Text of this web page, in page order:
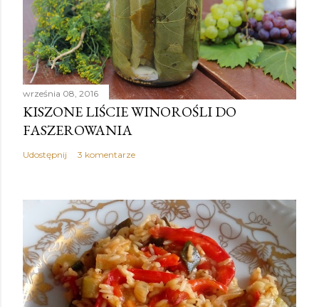
września 08, 2016
KISZONE LIŚCIE WINOROŚLI DO
FASZEROWANIA
Udostępnij 3 komentarze